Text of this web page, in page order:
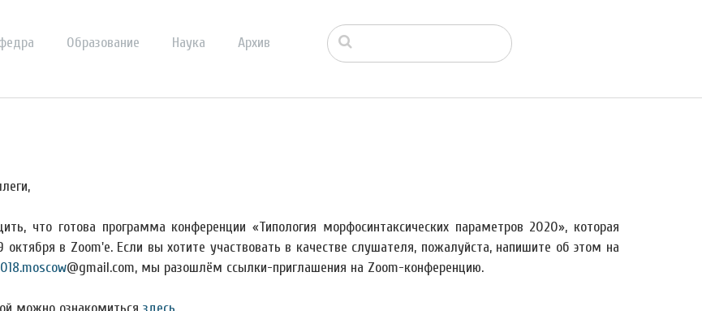
Образование Наука Архив
что готова программа конференции «Типология морфосинтаксических параметров 2020», которая
октября в Zoom'е. Если вы хотите участвовать в качестве слушателя, пожалуйста, напишите об этом на
@gmail.com, мы разошлём ссылки-приглашения на Zoom-конференцию.